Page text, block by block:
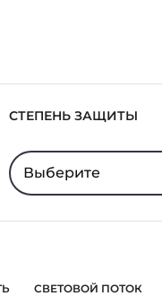
СТЕПЕНЬ ЗАЩИТЫ
Выберите
СВЕТОВОЙ ПОТОК